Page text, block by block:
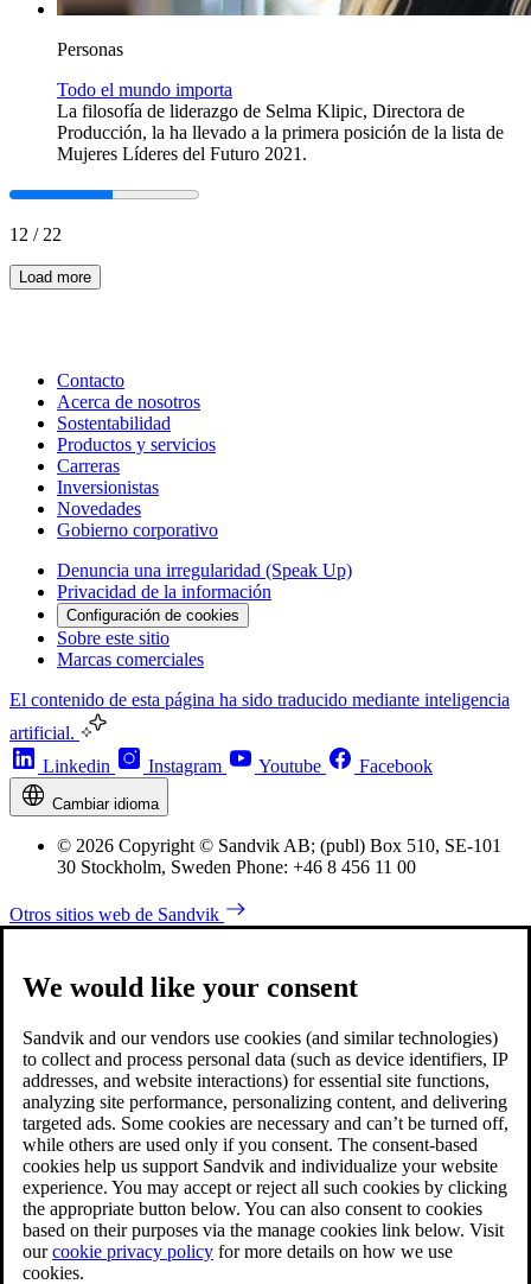
Personas
Todo el mundo importa
La filosofía de liderazgo de Selma Klipic, Directora de
Producción, la ha llevado a la primera posición de la lista de
Mujeres Líderes del Futuro 2021.
12 / 22
Load more
Contacto
Acerca de nosotros
Sostentabilidad
Productos y servicios
Carreras
Inversionistas
Novedades
Gobierno corporativo
Denuncia una irregularidad (Speak Up)
Privacidad de la información
Configuración de cookies
Sobre este sitio
Marcas comerciales
El contenido de esta página ha sido traducido mediante inteligencia
artificial.
Linkedin
Instagram Youtube Facebook
Cambiar idioma
© 2026 Copyright © Sandvik AB; (publ) Box 510, SE-101
30 Stockholm, Sweden Phone: +46 8 456 11 00
Otros sitios web de Sandvik
We would like your consent
Sandvik and our vendors use cookies (and similar technologies)
to collect and process personal data (such as device identifiers, IP
addresses, and website interactions) for essential site functions,
analyzing site performance, personalizing content, and delivering
targeted ads. Some cookies are necessary and can’t be turned off,
while others are used only if you consent. The consent-based
cookies help us support Sandvik and individualize your website
experience. You may accept or reject all such cookies by clicking
the appropriate button below. You can also consent to cookies
based on their purposes via the manage cookies link below. Visit
ourcookie privacy policy for more details on how we use
cookies.